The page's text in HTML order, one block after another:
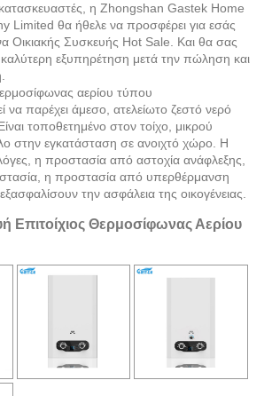
η Zhongshan Gastek Home
Limited θα ήθελε να προσφέρει για εσάς
Οικιακής Συσκευής Hot Sale. Και θα σας
εξυπηρέτηση μετά την πώληση και
αερίου τύπου
να παρέχει άμεσο, ατελείωτο ζεστό νερό
τοποθετημένο στον τοίχο, μικρού
στην εγκατάσταση σε ανοιχτό χώρο. Η
η προστασία από αστοχία ανάφλεξης,
η προστασία από υπερθέρμανση
την ασφάλεια της οικογένειας.
Επιτοίχιος Θερμοσίφωνας Αερίου